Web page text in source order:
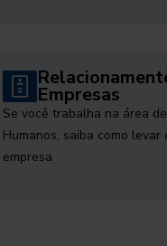
Empresas
Se você trabalha na área
Humanos, saiba como levar
empresa